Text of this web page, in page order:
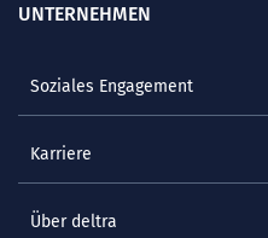
UNTERNEHMEN
Soziales Engagement
Karriere
Über deltra